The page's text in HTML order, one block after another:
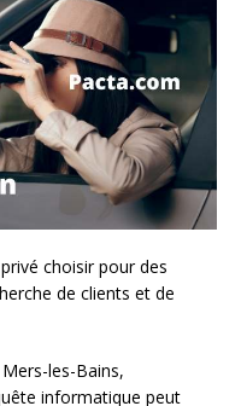
choisir pour des
de clients et de
les-Bains,
informatique peut